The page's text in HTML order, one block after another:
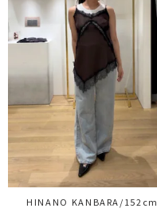
HINANO KANBARA/152cm